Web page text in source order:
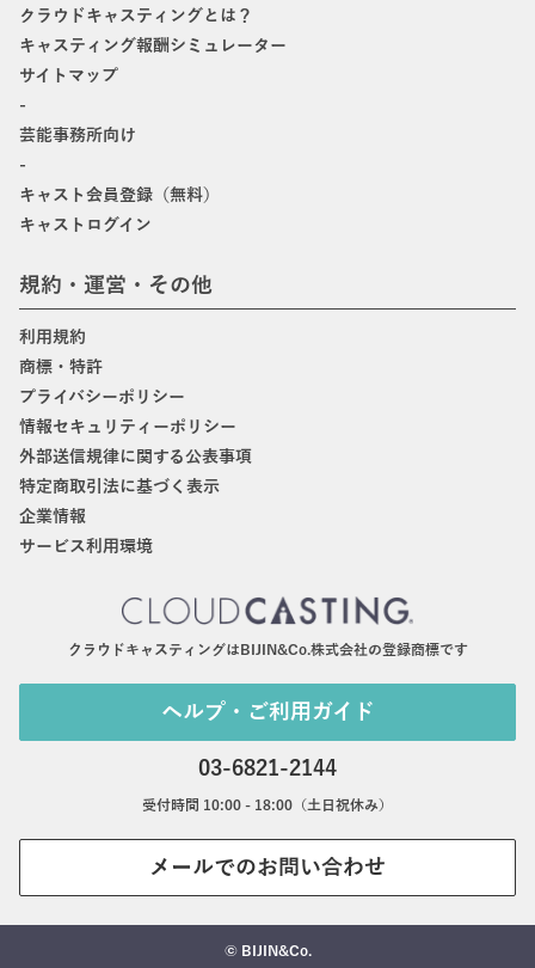
クラウドキャスティングとは？
キャスティング報酬シミュレーター
サイトマップ
-
芸能事務所向け
-
キャスト会員登録（無料）
キャストログイン
規約・運営・その他
利用規約
商標・特許
プライバシーポリシー
情報セキュリティーポリシー
外部送信規律に関する公表事項
特定商取引法に基づく表示
企業情報
サービス利用環境
クラウドキャスティングはBIJIN&Co.株式会社の登録商標です
ヘルプ・ご利用ガイド
03-6821-2144
受付時間 10:00 - 18:00（土日祝休み）
メールでのお問い合わせ
© BIJIN&Co.